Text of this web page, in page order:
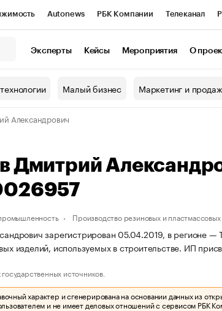
Autonews РБК Компании Телеканал
Эксперты Кейсы Мероприятия О
Малый бизнес Маркетинг и
Александрович
Дмитрий
Производство резиновых и
зарегистрирован 05.04.2019, в регионе —
изделий, используемых в строительстве. ИП
источников.
характер и сгенерирована на основании данных из
и не имеет деловых отношений с сервисом РБК